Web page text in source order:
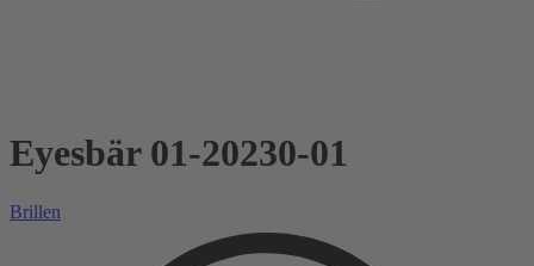
Eyesbär 01-20230-01
Brillen